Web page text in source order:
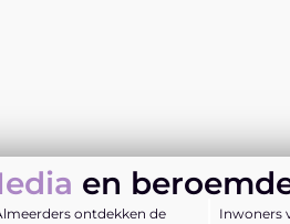
en
ontdekken de
Inwoners